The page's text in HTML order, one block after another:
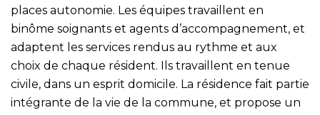
places autonomie. Les équipes travaillent en
binôme soignants et agents d’accompagnement, et
adaptent les services rendus au rythme et aux
choix de chaque résident. Ils travaillent en tenue
civile, dans un esprit domicile. La résidence fait partie
intégrante de la vie de la commune, et propose un